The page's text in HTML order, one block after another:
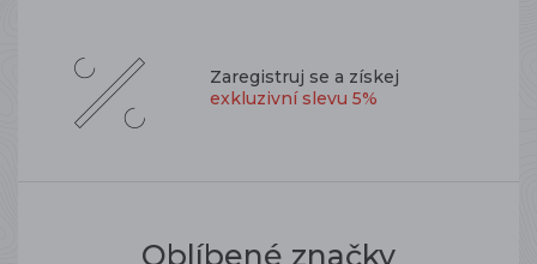
Zaregistruj se a získej
exkluzivní slevu 5%
Oblíbené značky